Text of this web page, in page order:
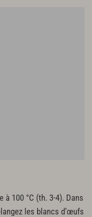
100 °C (th. 3-4). Dans
les blancs d’œufs